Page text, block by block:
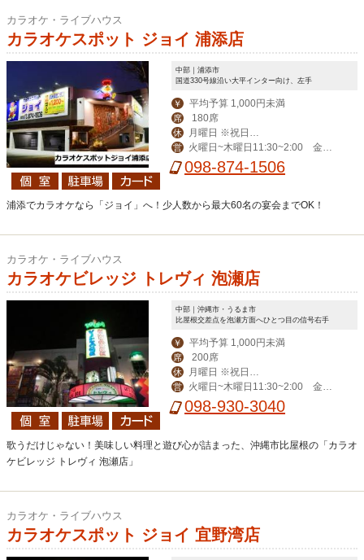
カラオケ・ライブハウス
カラオケスポット ジョイ 浦添店
中部｜浦添市
国道330号線沿い大平インター向け、左手
￥ 平均予算 1,000円未満
席 180席
休
祝前日は営業
営
火曜日~木曜日11:30~2:00 金曜
日11:30~3:00 土曜日11:00~4:00 日
098-874-1506
浦添でカラオケなら「ジョイ」へ！少人数から最大60名の宴会までOK！
カラオケ・ライブハウス
カラオケビレッジ トレヴィ 泡瀬店
中部｜沖縄市・うるま市
比屋根交差点を泡瀬方面へひとつ目の信号右手
￥ 平均予算 1,000円未満
席 200席
休
祝前日は営業
営
火曜日~木曜日11:30~2:00 金曜
日11:30~3:00 土曜日11:00~4:00 日
098-930-3040
歌うだけじゃない！美味しい料理と遊び心が詰まった、沖縄市比屋根の「カラオ
ケビレッジ トレヴィ 泡瀬店」
カラオケ・ライブハウス
カラオケスポット ジョイ 宜野湾店